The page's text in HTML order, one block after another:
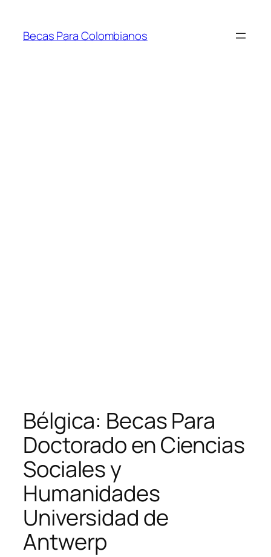
contenido
Becas Para Colombianos
Bélgica: Becas Para
Doctorado en Ciencias
Sociales y
Humanidades
Universidad de
Antwerp